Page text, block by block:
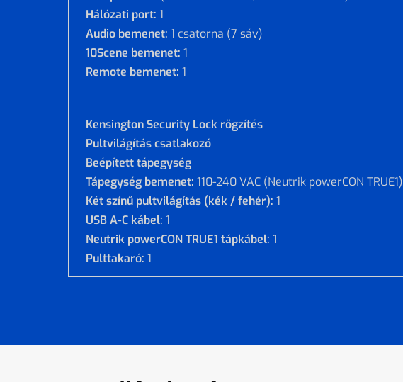
Hálózati port: 1
Audio bemenet: 1 csatorna (7 sáv)
10Scene bemenet: 1
Remote bemenet: 1
Kensington Security Lock rögzítés
Pultvilágítás csatlakozó
Beépített tápegység
Tápegység bemenet: 110-240 VAC (Neutrik powerCON TRUE1)
Két színű pultvilágítás (kék / fehér): 1
USB A-C kábel: 1
Neutrik powerCON TRUE1 tápkábel: 1
Pulttakaró: 1